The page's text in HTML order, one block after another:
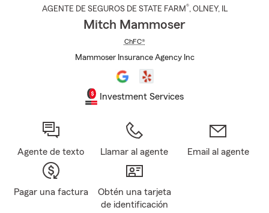
AGENTE DE SEGUROS DE STATE FARM®, OLNEY, IL
Mitch Mammoser
ChFC®
Mammoser Insurance Agency Inc
Investment Services
Agente de texto Llamar al agente Email al agente
Pagar una factura
Obtén una tarjeta
de identificación